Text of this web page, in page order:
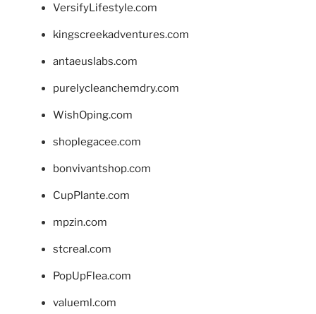
VersifyLifestyle.com
kingscreekadventures.com
antaeuslabs.com
purelycleanchemdry.com
WishOping.com
shoplegacee.com
bonvivantshop.com
CupPlante.com
mpzin.com
stcreal.com
PopUpFlea.com
valueml.com